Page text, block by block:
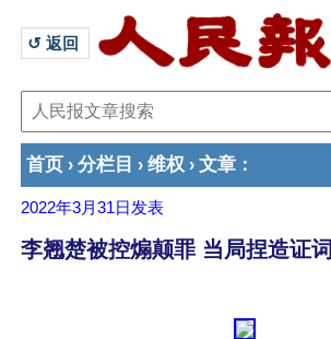
↺ 返回
首页 › 分栏目 › 维权 › 文章 ：
2022年3月31日 发表
李翘楚被控煽颠罪 当局捏造证